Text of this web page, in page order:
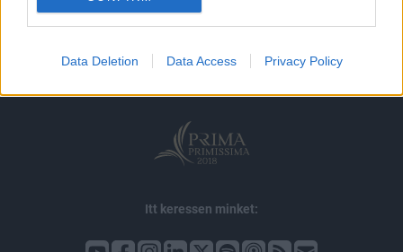
Data Deletion Data Access Privacy Policy
Itt keressen minket: